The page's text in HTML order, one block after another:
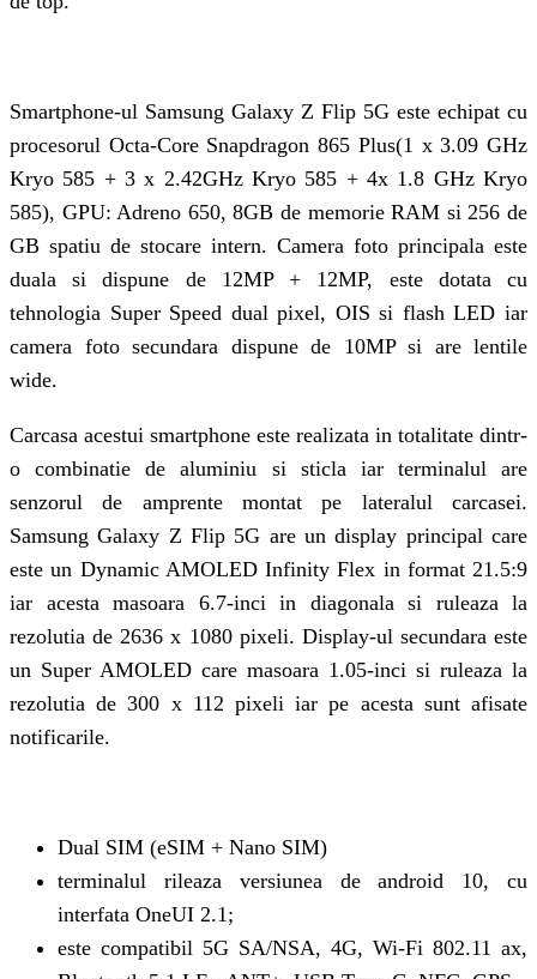
Smartphone-ul Samsung Galaxy Z Flip 5G este echipat cu
procesorul Octa-Core Snapdragon 865 Plus(1 x 3.09 GHz
Kryo 585 + 3 x 2.42GHz Kryo 585 + 4x 1.8 GHz Kryo
585), GPU: Adreno 650, 8GB de memorie RAM si 256 de
GB spatiu de stocare intern. Camera foto principala este
duala si dispune de 12MP + 12MP, este dotata cu
tehnologia Super Speed dual pixel, OIS si flash LED iar
camera foto secundara dispune de 10MP si are lentile
wide.
Carcasa acestui smartphone este realizata in totalitate dintr-
o combinatie de aluminiu si sticla iar terminalul are
senzorul de amprente montat pe lateralul carcasei.
Samsung Galaxy Z Flip 5G are un display principal care
este un Dynamic AMOLED Infinity Flex in format 21.5:9
iar acesta masoara 6.7-inci in diagonala si ruleaza la
rezolutia de 2636 x 1080 pixeli. Display-ul secundara este
un Super AMOLED care masoara 1.05-inci si ruleaza la
rezolutia de 300 x 112 pixeli iar pe acesta sunt afisate
notificarile.
Dual SIM (eSIM + Nano SIM)
terminalul rileaza versiunea de android 10, cu
interfata OneUI 2.1;
este compatibil 5G SA/NSA, 4G, Wi-Fi 802.11 ax,